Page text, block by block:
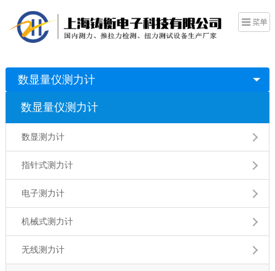
数显量仪测力计
数显量仪测力计
数显测力计
指针式测力计
电子测力计
机械式测力计
无线测力计